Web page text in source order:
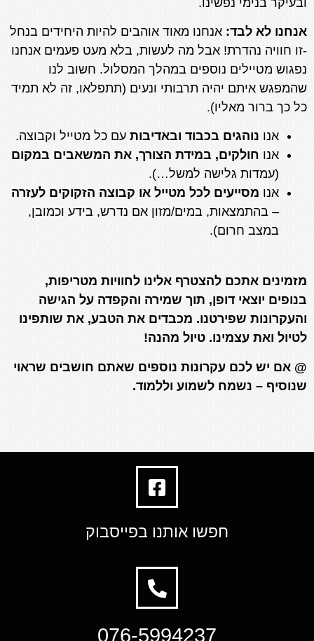
אנחנו לא לבד: אנחנו מאוד אוהבים להיות היחידים בנחל
-זו חוויה נהדרת! אבל מה לעשות, בלא מעט פעמים אנחנו
נפגוש מטיילים נוספים במהלך המסלול. חשוב לנו
שהמפגש איתם יהיה תרבותי ונעים (תתפלאו, זה לא תמיד
כל כך ברור מאליו).
אנו נוהגים בכבוד ובאדיבות עם כל מטייל וקבוצה.
אנו חולקים, במידת הצורך, את המשאבים במקום
(עמדות גלישה למשל…).
אנו מסייעים לכל מטייל או קבוצה הזקוקים לעזרה
– בהתמצאות, במים/מזון אם נדרש, בידע וכמובן,
במצב חרום).
מזמינים אתכם להצטרף אלינו לחוויות מטריפות,
בנופים יוצאי דופן, תוך שמירה והקפדה על הגישה
והעקרונות שפירטנו. מכבדים את הטבע, את שותפינו
לטיול ואת עצמינו. טיול מהנה!
@ אם יש לכם עקרונות נוספים שאתם חושבים שראוי
שנוסיף – נשמח לשמוע וללמוד.
חפשו אותנו בפייסבוק
076-5994237